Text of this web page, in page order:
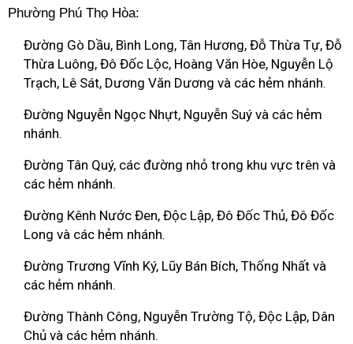
Phường Phú Thọ Hòa:
Đường Gò Dầu, Bình Long, Tân Hương, Đỗ Thừa Tự, Đỗ
Thừa Luông, Đô Đốc Lộc, Hoàng Văn Hòe, Nguyễn Lộ
Trạch, Lê Sát, Dương Văn Dương và các hẻm nhánh.
Đường Nguyễn Ngọc Nhựt, Nguyễn Suý và các hẻm
nhánh.
Đường Tân Quý, các đường nhỏ trong khu vực trên và
các hẻm nhánh.
Đường Kênh Nước Đen, Độc Lập, Đô Đốc Thủ, Đô Đốc
Long và các hẻm nhánh.
Đường Trương Vĩnh Ký, Lũy Bán Bích, Thống Nhất và
các hẻm nhánh.
Đường Thành Công, Nguyễn Trường Tộ, Độc Lập, Dân
Chủ và các hẻm nhánh.